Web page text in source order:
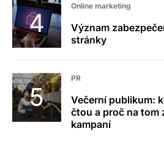
Online marketing
Význam
stránky
PR
Večerní publikum:
čtou a proč na tom
kampaní